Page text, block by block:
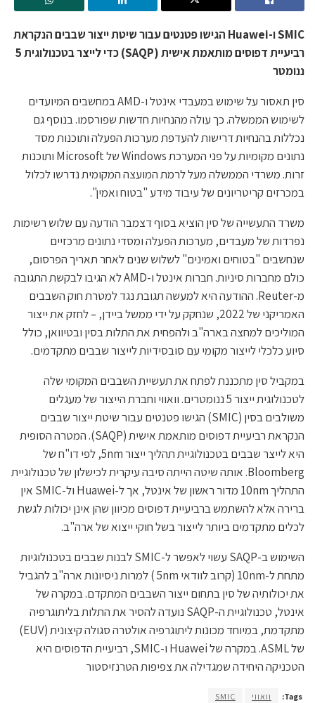
SMIC ו-Huawei הגישו פטנטים עבור שיטת ייצור שבבים הנקראת
רביעיית דפוסים מותאמת אישית (SAQP) כדי לייצר בטכנולוגית 5
ננומטר
סין תאסור על שימוש במעבדי אינטל ו-AMD במחשבים המיועדים
לשימוש הממשלה. כך עולה מהנחיות חדשות שפורסמו. בנוסף גם
נכללות בהנחיות דרישות להעדפת מערכות הפעלה ותוכנות מסד
נתונים מקומיות על פני המערכת Windows של Microsoft ותוכנות
זרות. משרדי הממשלה מעל לרמת המועצה המקומית נדרשו לכלול
במכרזים קריטריונים של עיבוד מידע "בטוח ואמין".
משרד התעשייה של סין הוציא בסוף דצמבר הודעה עם שלוש רשימות
נפרדות של מעבדים, מערכות הפעלה ומסדי נתונים מרכזיים
שנחשבים "בטוחים ואמינים" לשלוש שנים לאחר תאריך הפרסום,
כולם מחברות סיניות. חברות אינטל ו-AMD לא הגיבו לבקשת התגובה
מ-Reuter. ההודעה היא למעשה תגובת נגד למטרת חוק השבבים
האמריקני של 2022, שנחקק על ידי ממשל ביידן, – לחזק את ייצור
המוליכים למחצה בארה"ב ולהפחית את התלות בסין ובטיוואן, כולל
סיוע כלכלי לייצור מקומי עם סובסידיות לייצור שבבים מתקדמים.
במקביל סין מתכננת לפתח את תעשיית השבבים המקומי שלה
לטכנולוגית ייצור 5 ננומטרים. וואווי וחברת הייצור של מעגלים
משולבים בסין (SMIC) הגישו פטנטים עבור שיטת ייצור שבבים
הנקראת רביעיית דפוסים מותאמת אישית (SAQP). המטרה הסופית
היא לייצר שבבים בטכנולוגיית תהליך ייצור 5nm, לפי דו"ח של
Bloomberg. אותה שיטה הייתה סיבה עיקרית לכישלון של טכנולוגיית
התהליך 10nm מדור ראשון של אינטל, אך ל-Huawei ול-SMIC אין
ברירה אלא להשתמש ברביעיית דפוסים מכיוון שהן אינן יכולות לגשת
לכלים מתקדמים ביותר לייצור בשל חוקי ייצוא של ארה"ב.
השימוש ב-SAQP עשוי לאפשר ל-SMIC לבנות שבבים בטכנולוגיות
מתחת ל-10nm (קרוב לוודאי 5nm ) למרות ניסיונות ארה"ב להגביל
את יכולותיה של סין בתחום ייצור השבבים המתקדם. במקרה של
אינטל, טכנולוגיית ה-SAQP נועדה להסיר את התלות בליתוגרפיה
מתקדמת, במיוחד מכונות ליתוגרפיה אולטרה סגולה קיצונית (EUV)
של ASML. במקרה של Huawei ו-SMIC, רביעיית הדפוסים היא
הטכניקה היחידה שמגדילה את צפיפות הטרנזיסטור
Tags: וואווי SMIC